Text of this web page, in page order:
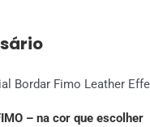
– na cor que escolher